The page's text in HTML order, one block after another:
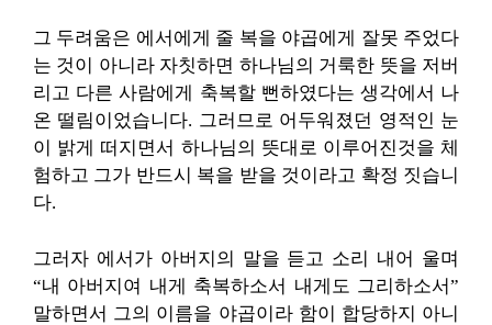
그 두려움은 에서에게 줄 복을 야곱에게 잘못 주었다
는 것이 아니라 자칫하면 하나님의 거룩한 뜻을 저버
리고 다른 사람에게 축복할 뻔하였다는 생각에서 나
온 떨림이었습니다. 그러므로 어두워졌던 영적인 눈
이 밝게 떠지면서 하나님의 뜻대로 이루어진것을 체
험하고 그가 반드시 복을 받을 것이라고 확정 짓습니
다.
그러자 에서가 아버지의 말을 듣고 소리 내어 울며
“내 아버지여 내게 축복하소서 내게도 그리하소서”
말하면서 그의 이름을 야곱이라 함이 합당하지 아니